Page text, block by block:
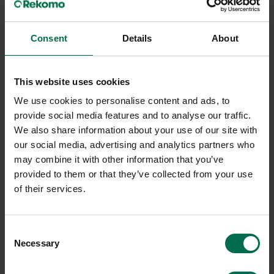
Consent Details About
This website uses cookies
We use cookies to personalise content and ads, to
provide social media features and to analyse our traffic.
We also share information about your use of our site with
our social media, advertising and analytics partners who
may combine it with other information that you’ve
provided to them or that they’ve collected from your use
of their services.
Selection
Necessary
Höganäs
Kontorsstol +380
15045 kr
Hyr från406 kr/mån
Kontorsstol +381
4650 kr
Hyr från126kr /mån
1 i lager